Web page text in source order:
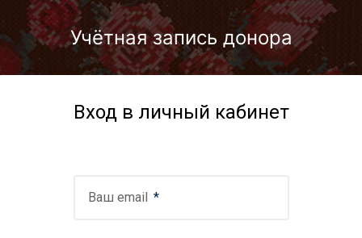
Учётная запись донора
Вход в личный кабинет
Ваш email